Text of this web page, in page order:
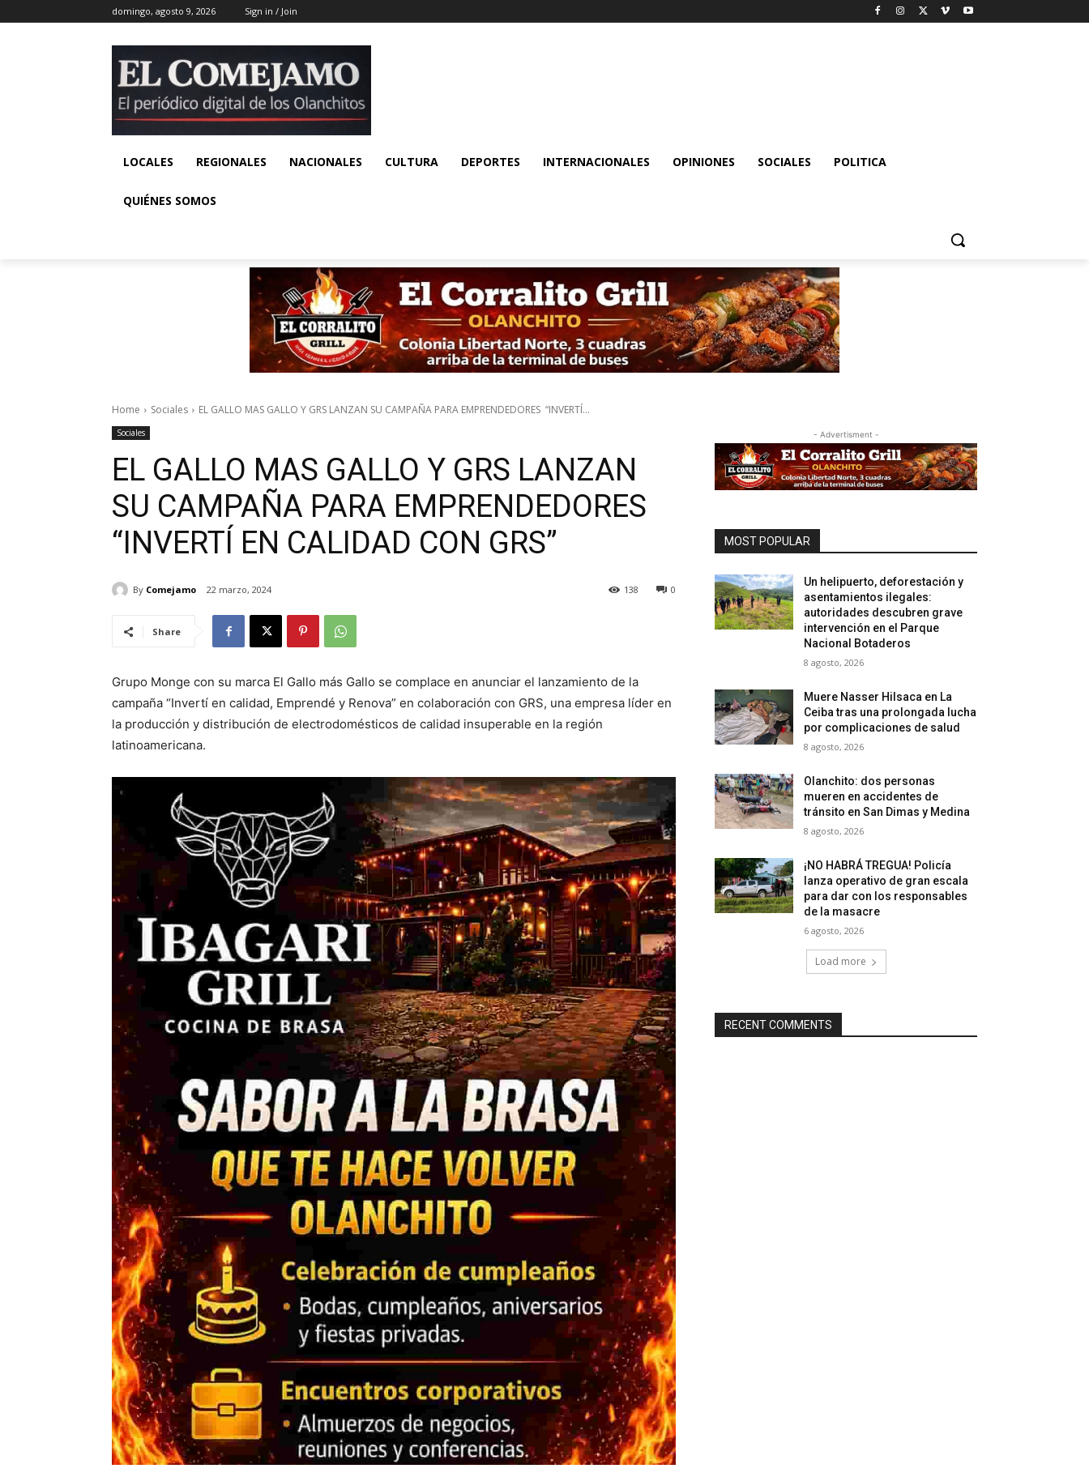
domingo, agosto 9, 2026 Sign in / Join
LOCALES REGIONALES NACIONALES CULTURA DEPORTES INTERNACIONALES OPINIONES SOCIALES POLITICA
QUIÉNES SOMOS
Home Sociales EL GALLO MAS GALLO Y GRS LANZAN SU CAMPAÑA PARA EMPRENDEDORES “INVERTÍ...
Sociales
EL GALLO MAS GALLO Y GRS LANZAN
SU CAMPAÑA PARA EMPRENDEDORES
“INVERTÍ EN CALIDAD CON GRS”
By Comejamo 22 marzo, 2024 0
138
Share
Grupo Monge con su marca El Gallo más Gallo se complace en anunciar el lanzamiento de la
campaña “Invertí en calidad, Emprendé y Renova” en colaboración con GRS, una empresa líder en
la producción y distribución de electrodomésticos de calidad insuperable en la región
latinoamericana.
- Advertisment -
MOST POPULAR
Un helipuerto, deforestación y
asentamientos ilegales:
autoridades descubren grave
intervención en el Parque
Nacional Botaderos
8 agosto, 2026
Muere Nasser Hilsaca en La
Ceiba tras una prolongada lucha
por complicaciones de salud
8 agosto, 2026
Olanchito: dos personas
mueren en accidentes de
tránsito en San Dimas y Medina
8 agosto, 2026
¡NO HABRÁ TREGUA! Policía
lanza operativo de gran escala
para dar con los responsables
de la masacre
6 agosto, 2026
Load more
RECENT COMMENTS